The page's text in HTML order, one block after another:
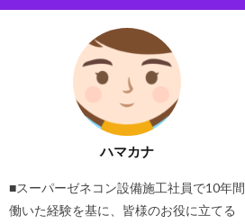
ハマカナ
■スーパーゼネコン設備施工社員で10年間
働いた経験を基に、皆様のお役に立てる